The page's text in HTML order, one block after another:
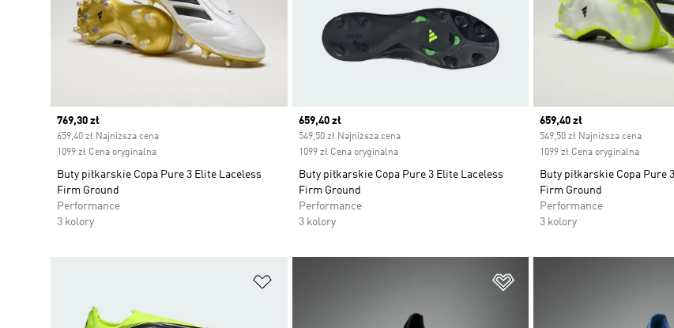
Current price
769,30 zł
659,40 zł Najniższa cena
1099 zł Cena oryginalna
Buty piłkarskie Copa Pure 3 Elite Laceless
Firm Ground
Performance
3 kolory
Current price
659,40 zł
549,50 zł Najniższa cena
1099 zł Cena oryginalna
Buty piłkarskie Copa Pure 3 Elite Laceless
Firm Ground
Performance
3 kolory
Current price
659,40 zł
549,50 zł Najniższa cena
1099 zł Cena oryginalna
Buty piłkarskie Copa Pure
Firm Ground
Performance
3 kolory